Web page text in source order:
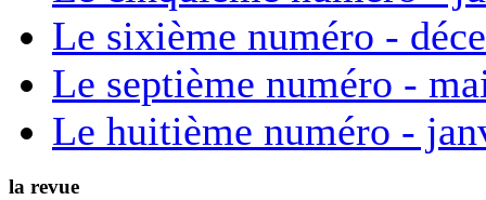
Le sixième numéro -
Le septième numéro -
Le huitième numéro -
la revue